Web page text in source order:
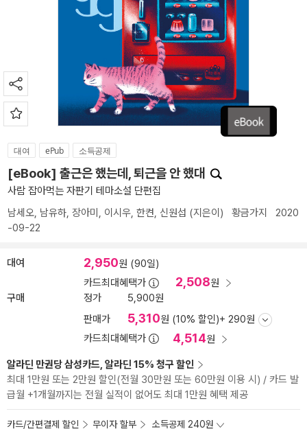
대여 ePub 소득공제
[eBook] 출근은 했는데, 퇴근을 안 했대
사람 잡아먹는 자판기 테마소설 단편집
남세오, 남유하, 장아미 , 이시우, 한켠, 신원섭 (지은이) 황금가지
2020
-09-22
대여 2,950원 (90일)
카드최대혜택가
2,508원
구매
정가
5,900원
판매가
5,310원 (10% 할인)+ 290원
카드최대혜택가
4,514원
알라딘 만권당 삼성카드, 알라딘 15% 청구 할인
최대 1만원 또는 2만원 할인(전월 30만원 또는 60만원 이용 시) / 카드 발
급월 +1개월까지는 전월 실적이 없어도 최대 1만원 혜택 제공
카드/간편결제 할인 무이자 할부 소득공제 240원